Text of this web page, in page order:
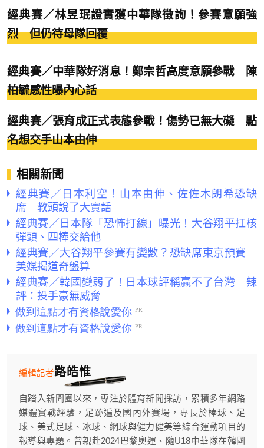
經典賽／林昱珉證實獲中華隊徵詢！參賽意願強
烈 但仍待母隊回覆
經典賽／中華隊好消息！鄭宗哲高度意願參戰 陳
柏毓感性曝內心話
經典賽／張育成正式表態參戰！傷勢已無大礙 點
名想交手山本由伸
相關新聞
經典賽／日本利空！山本由伸、佐佐木朗希恐缺
席 教頭說了大實話
經典賽／日本隊「恐怖打線」曝光！大谷翔平扛核
彈頭、四棒交給他
經典賽／大谷翔平參賽有變數？恐缺席東京預賽
美媒揭道奇盤算
經典賽／韓國變弱了！日本球評稱贏不了台灣 辣
評：投手豪無威脅
路皓惟
編輯記者
自踏入新聞圈以來，專注於體育新聞採訪，累積多年網路
媒體實戰經驗，足跡遍及國內外賽場，專長於棒球、足
球、美式足球、冰球、網球與健力健美等綜合運動項目的
報導與專題。曾親赴2024巴黎奧運、隨U18中華隊在韓國